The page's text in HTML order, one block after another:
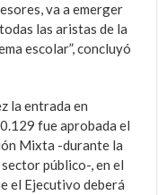
va a emerger
las aristas de la
escolar”, concluyó
la entrada en
fue aprobada el
Mixta -durante la
público-, en el
el Ejecutivo deberá